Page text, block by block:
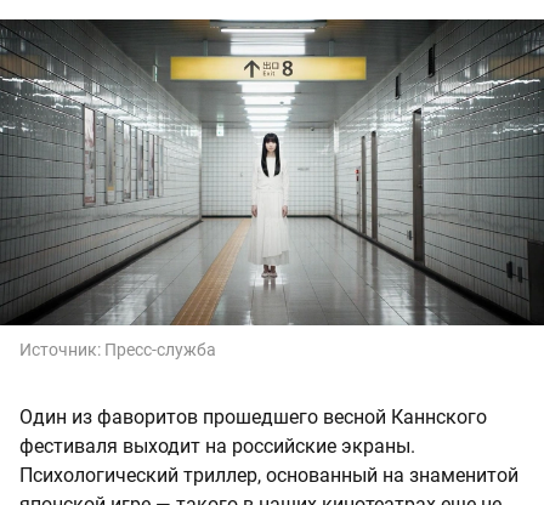
Источник: Пресс-служба
Один из фаворитов прошедшего весной Каннского
фестиваля выходит на российские экраны.
Психологический триллер, основанный на знаменитой